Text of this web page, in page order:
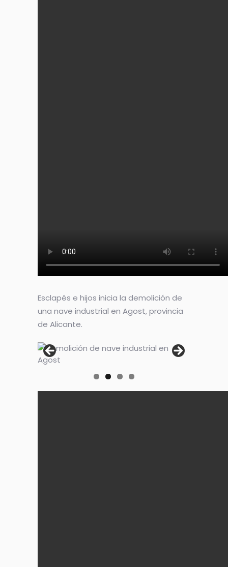
Esclapés e hijos inicia la demolición de
una nave industrial en Agost, provincia
de Alicante.